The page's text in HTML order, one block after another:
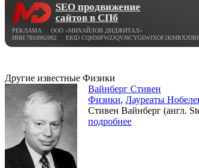
SEO продвижение
сайтов в СПб
РЕКЛАМА ООО «МИХАЙЛОВ ДИДЖИТАЛ»
ИНН 7810962062 ERID
Другие известные Физики
Вайнберг Стивен
Физики, Лауреаты
Стивен Вайнберг (англ.
подробнее